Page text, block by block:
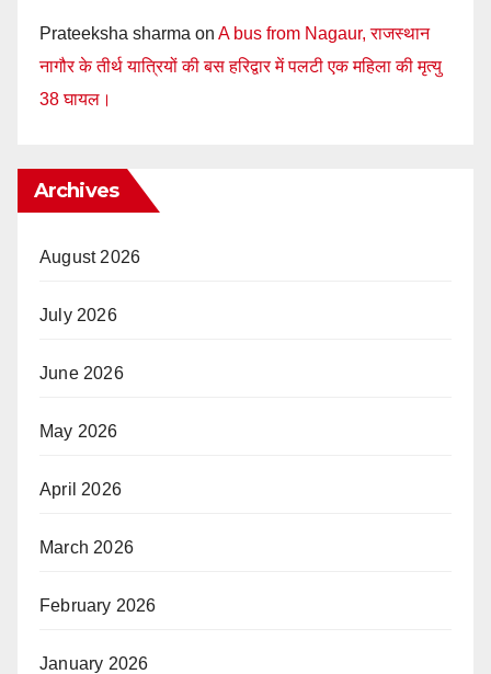
Prateeksha sharma on A bus from Nagaur, राजस्थान
नागौर के तीर्थ यात्रियों की बस हरिद्वार में पलटी एक महिला की मृत्यु
38 घायल।
Archives
August 2026
July 2026
June 2026
May 2026
April 2026
March 2026
February 2026
January 2026